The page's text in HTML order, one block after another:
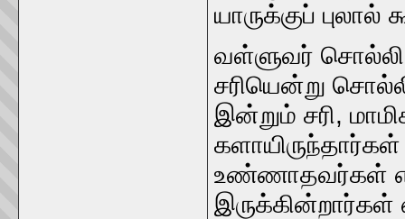
யாருக்குப்‌ புலால்‌
வள்ளுவர்‌
சரியென்று
இன்றும்‌ சரி,
உண்ணாதவர்கள்‌
இருக்கின்றார்கள்‌